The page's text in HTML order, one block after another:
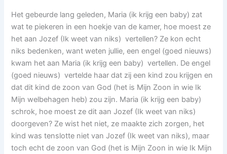
Het gebeurde lang geleden, Maria (ik krijg een baby) zat
wat te piekeren in een hoekje van de kamer, hoe moest ze
het aan Jozef (Ik weet van niks) vertellen? Ze kon echt
niks bedenken, want weten jullie, een engel (goed nieuws)
kwam het aan Maria (ik krijg een baby) vertellen. De engel
(goed nieuws) vertelde haar dat zij een kind zou krijgen en
dat dit kind de zoon van God (het is Mijn Zoon in wie Ik
Mijn welbehagen heb) zou zijn. Maria (ik krijg een baby)
schrok, hoe moest ze dit aan Jozef (Ik weet van niks)
doorgeven? Ze wist het niet, ze maakte zich zorgen, het
kind was tenslotte niet van Jozef (Ik weet van niks), maar
toch echt de zoon van God (het is Mijn Zoon in wie Ik Mijn